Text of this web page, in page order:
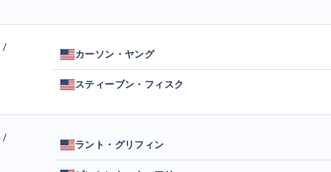
/
カーソン・ヤング
スティーブン・フィスク
/
ラント・グリフィン